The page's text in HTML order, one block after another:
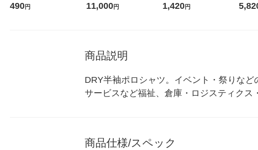
コウォーター）2L ラベルレ
490円
堂 おまけ付き
11,000円
箱（24本入）
1,420円
ガジャ
商品説明
DRY半袖ポロシャツ。イベント・祭りな
サービスなど福祉、倉庫・ロジスティクス
商品仕様/スペック